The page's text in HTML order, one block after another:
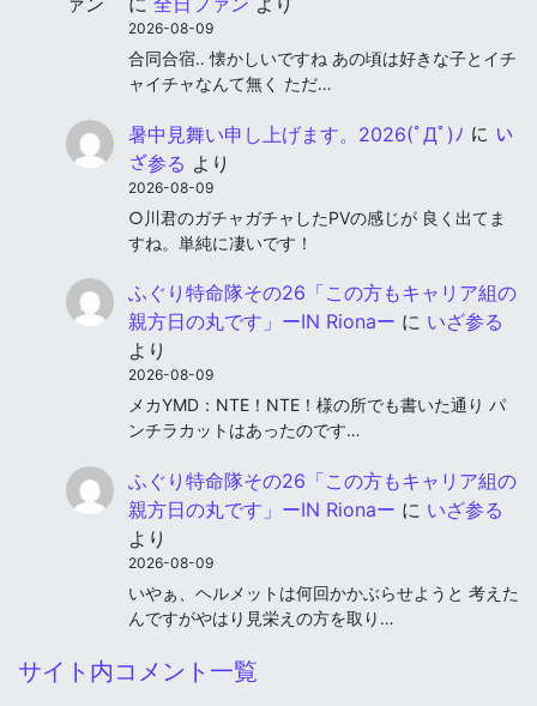
2026-08-09
合同合宿‥ 懐かしいですね あの頃は好きな子とイチ
ャイチャなんて無く ただ…
暑中見舞い申し上げます。2026(ﾟДﾟ)ﾉ に い
ざ参る より
2026-08-09
○川君のガチャガチャしたPVの感じが 良く出てま
すね。単純に凄いです！
ふぐり特命隊その26「この方もキャリア組の
親方日の丸です」ーIN Rionaー に いざ参る
より
2026-08-09
メカYMD：NTE！NTE！様の所でも書いた通り パ
ンチラカットはあったのです…
ふぐり特命隊その26「この方もキャリア組の
親方日の丸です」ーIN Rionaー に いざ参る
より
2026-08-09
いやぁ、ヘルメットは何回かかぶらせようと 考えた
んですがやはり見栄えの方を取り…
サイト内コメント一覧